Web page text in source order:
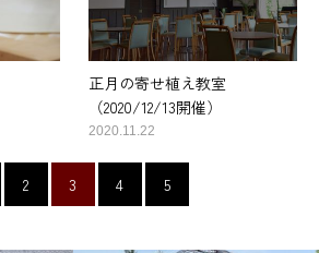
正月の寄せ植え教室
（2020/12/13開催）
2020.11.22
2 3 4 5